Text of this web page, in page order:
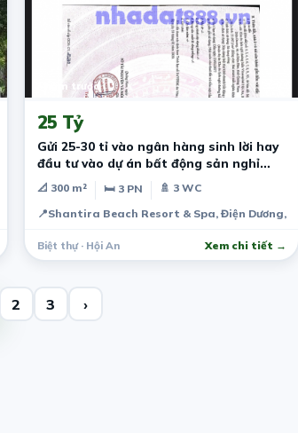
2 năm trước
25 Tỷ
Gửi 25-30 tỉ vào ngân hàng sinh lời hay
đầu tư vào dự án bất động sản nghỉ
dưỡng?
📐 300 m² 🛏 3 PN
🚿 3 WC
📍Shantira Beach Resort & Spa, Điện Dương,
Biệt thự · Hội An Xem chi tiết →
2 3 ›